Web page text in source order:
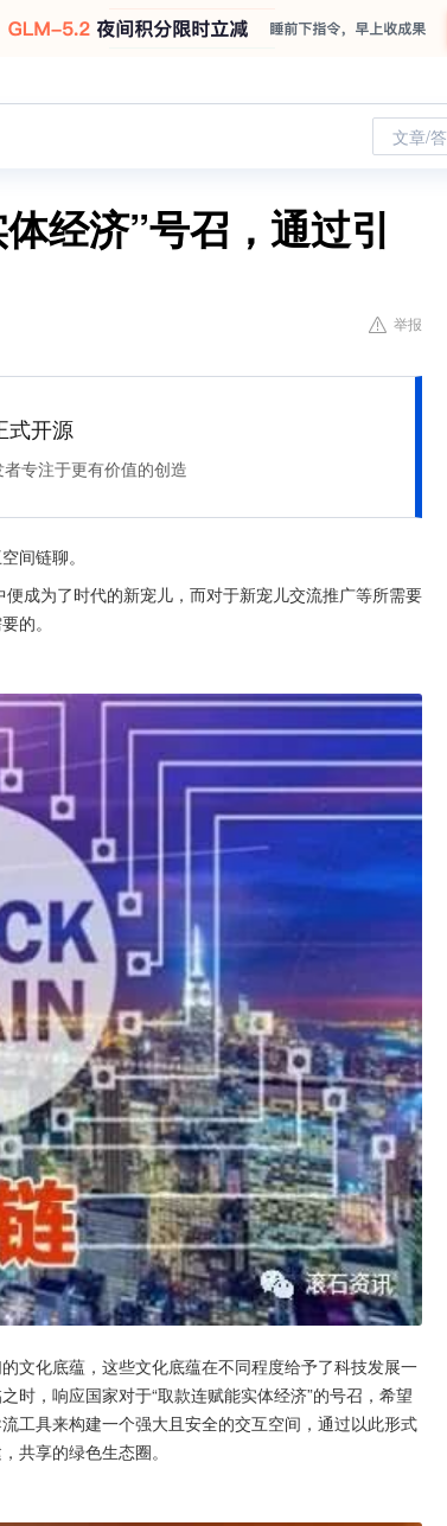
文章/
经济”号召，通过引
举报
式开源
专注于更有价值的创造
间链聊。
便成为了时代的新宠儿，而对于新宠儿交流推广等所需要
的。
文化底蕴，这些文化底蕴在不同程度给予了科技发展一
时，响应国家对于“取款连赋能实体经济”的号召，希望
工具来构建一个强大且安全的交互空间，通过以此形式
共享的绿色生态圈。